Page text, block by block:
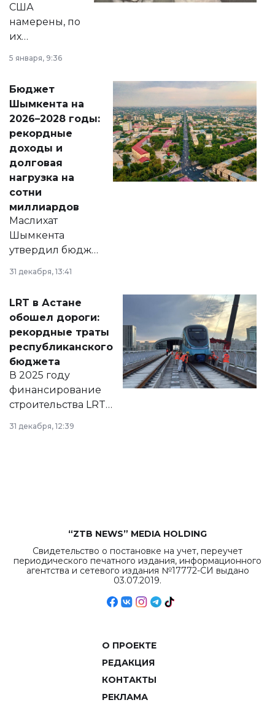
США
намерены, по
их
принести
народу
Венесуэлы.
5 января, 9:36
Бюджет
Шымкента на
2026–2028 годы:
рекордные
доходы и
долговая
нагрузка на
сотни
миллиардов
Маслихат
Шымкента
утвердил бюджет
города на 2026–
2028 годы.
документ
появился в базе
нормативных
правовых актов и
на сайте маслихат
города.
31 декабря, 13:41
LRT в Астане
обошел дороги:
рекордные траты
республиканского
бюджета
В 2025 году
финансирование
строительства LRT
в Астане из
республиканского
31 декабря, 12:39
“ZTB NEWS” MEDIA HOLDING
Свидетельство о постановке на учет, переучет
периодического печатного издания, информационного
агентства и сетевого издания №17772-СИ выдано
03.07.2019.
О ПРОЕКТЕ
РЕДАКЦИЯ
КОНТАКТЫ
РЕКЛАМА